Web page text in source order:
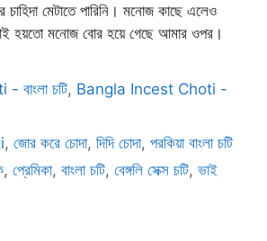
মেটাতে পারিনি। মনোজ কাছে এলেও
হয়তো মনোজ বোর হয়ে গেছে আমার ওপর।
বাংলা চটি, Bangla Incest Choti -
,জোর করে চোদা,দিদি চোদা,পরকিয়া বাংলা চটি
, প্রেমিকা, বাংলা চটি, বেঙ্গলি সেক্স চটি, ভাই